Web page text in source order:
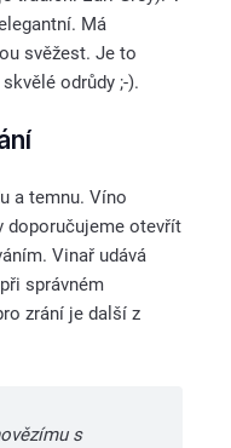
Má
svěžest. Je to
odrůdy ;-).
a temnu. Víno
doporučujeme otevřít
Vinař udává
při správném
zrání je další z
s